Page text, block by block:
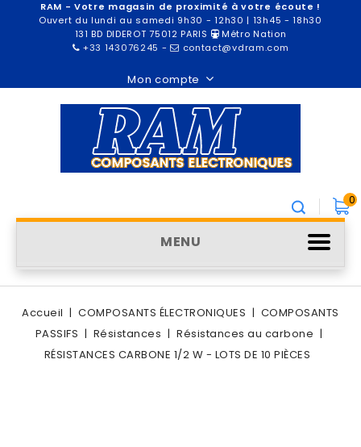
RAM - Votre magasin de proximité à votre écoute !
Ouvert du lundi au samedi 9h30 - 12h30 | 13h45 - 18h30
131 BD DIDEROT 75012 PARIS
Métro Nation
+33 143076245 - contact@vdram.com
Mon compte
0
MENU
Accueil COMPOSANTS ÉLECTRONIQUES
COMPOSANTS
PASSIFS
Résistances
Résistances au carbone
RÉSISTANCES CARBONE 1/2 W - LOTS DE 10 PIÈCES